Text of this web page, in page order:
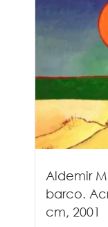
Aldemir
barco.
cm, 2001